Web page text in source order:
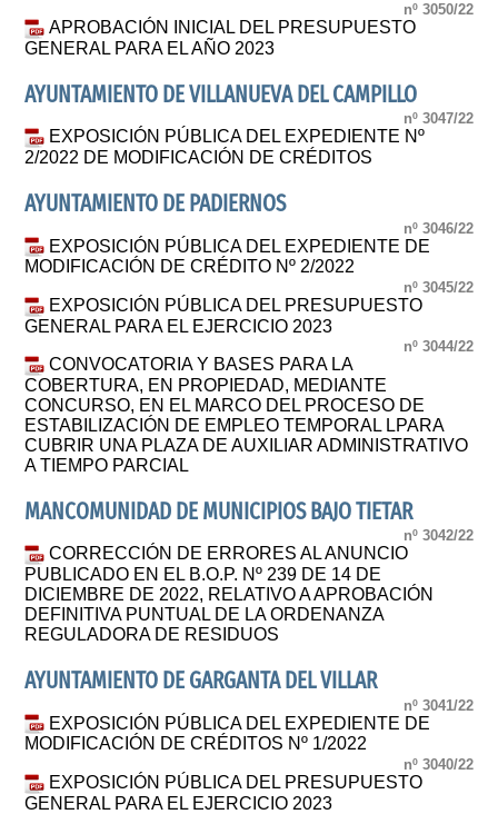
nº 3050/22
APROBACIÓN INICIAL DEL PRESUPUESTO
GENERAL PARA EL AÑO 2023
AYUNTAMIENTO DE VILLANUEVA DEL CAMPILLO
nº 3047/22
EXPOSICIÓN PÚBLICA DEL EXPEDIENTE Nº
2/2022 DE MODIFICACIÓN DE CRÉDITOS
AYUNTAMIENTO DE PADIERNOS
nº 3046/22
EXPOSICIÓN PÚBLICA DEL EXPEDIENTE DE
MODIFICACIÓN DE CRÉDITO Nº 2/2022
nº 3045/22
EXPOSICIÓN PÚBLICA DEL PRESUPUESTO
GENERAL PARA EL EJERCICIO 2023
nº 3044/22
CONVOCATORIA Y BASES PARA LA
COBERTURA, EN PROPIEDAD, MEDIANTE
CONCURSO, EN EL MARCO DEL PROCESO DE
ESTABILIZACIÓN DE EMPLEO TEMPORAL LPARA
CUBRIR UNA PLAZA DE AUXILIAR ADMINISTRATIVO
A TIEMPO PARCIAL
MANCOMUNIDAD DE MUNICIPIOS BAJO TIETAR
nº 3042/22
CORRECCIÓN DE ERRORES AL ANUNCIO
PUBLICADO EN EL B.O.P. Nº 239 DE 14 DE
DICIEMBRE DE 2022, RELATIVO A APROBACIÓN
DEFINITIVA PUNTUAL DE LA ORDENANZA
REGULADORA DE RESIDUOS
AYUNTAMIENTO DE GARGANTA DEL VILLAR
nº 3041/22
EXPOSICIÓN PÚBLICA DEL EXPEDIENTE DE
MODIFICACIÓN DE CRÉDITOS Nº 1/2022
nº 3040/22
EXPOSICIÓN PÚBLICA DEL PRESUPUESTO
GENERAL PARA EL EJERCICIO 2023